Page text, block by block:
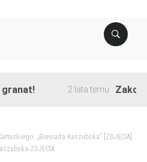
2 lata temu
„Biesiada Kaszubska” [ZDJĘCIA]
ZDJECIA